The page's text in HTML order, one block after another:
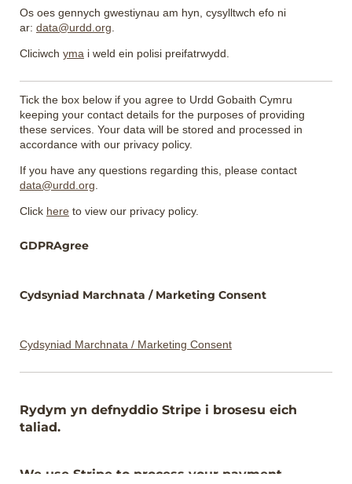
Os oes gennych gwestiynau am hyn, cysylltwch efo ni
ar: data@urdd.org.
Cliciwch yma i weld ein polisi preifatrwydd.
Tick the box below if you agree to Urdd Gobaith Cymru
keeping your contact details for the purposes of providing
these services. Your data will be stored and processed in
accordance with our privacy policy.
If you have any questions regarding this, please contact
data@urdd.org.
Click here to view our privacy policy.
GDPRAgree
Cydsyniad Marchnata /​ Marketing Consent
Cydsyniad Marchnata / Marketing Consent
Rydym yn defnyddio Stripe i brosesu eich
taliad.
We use Stripe to process your payment.